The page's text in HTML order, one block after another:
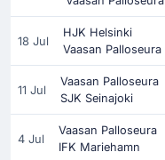
18 Jul
HJK Helsinki
Vaasan Palloseura
11 Jul
Vaasan Palloseura
SJK Seinajoki
4 Jul
Vaasan Palloseura
IFK Mariehamn